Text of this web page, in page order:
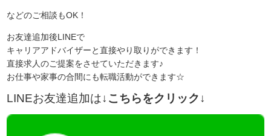
などのご相談もOK！
お友達追加後LINEで
キャリアアドバイザーと直接やり取りができます！
直接求人のご提案をさせていただきます♪
お仕事や家事の合間にも転職活動ができます☆
LINEお友達追加は↓こちらをクリック↓